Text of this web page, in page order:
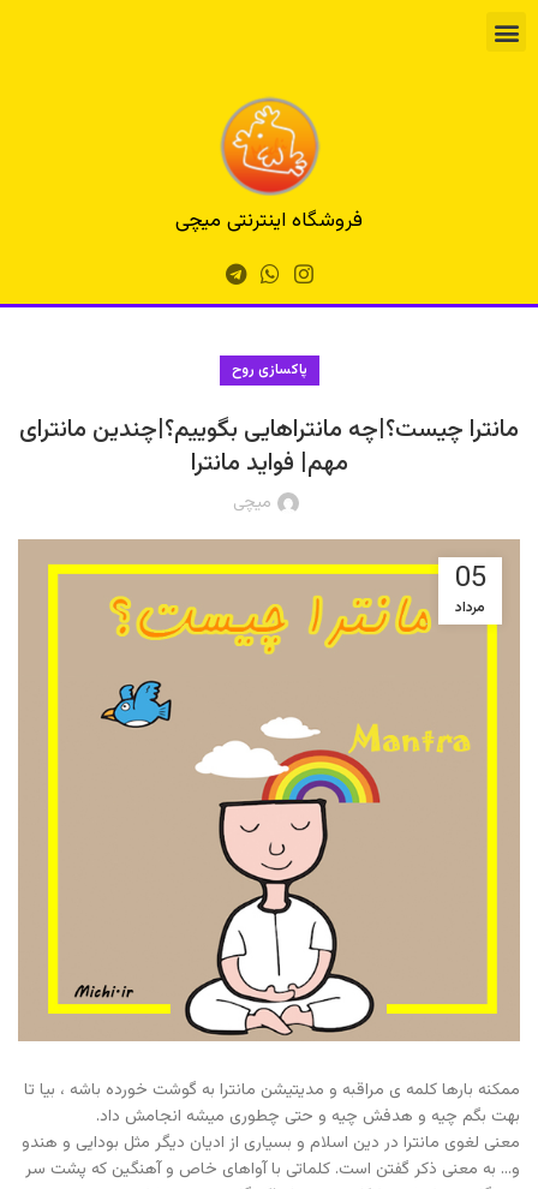
فروشگاه اینترنتی میچی
پاکسازی روح
مانترا چیست؟|چه مانتراهایی بگوییم؟|چندین مانترای
مهم| فواید مانترا
میچی
05
مرداد
ممکنه بارها کلمه ی مراقبه و مدیتیشن مانترا به گوشت خورده باشه ، بیا تا
بهت بگم چیه و هدفش چیه و حتی چطوری میشه انجامش داد.
معنی لغوی مانترا در دین اسلام و بسیاری از ادیان دیگر مثل بودایی و هندو
و… به معنی ذکر گفتن است. کلماتی با آواهای خاص و آهنگین که پشت سر